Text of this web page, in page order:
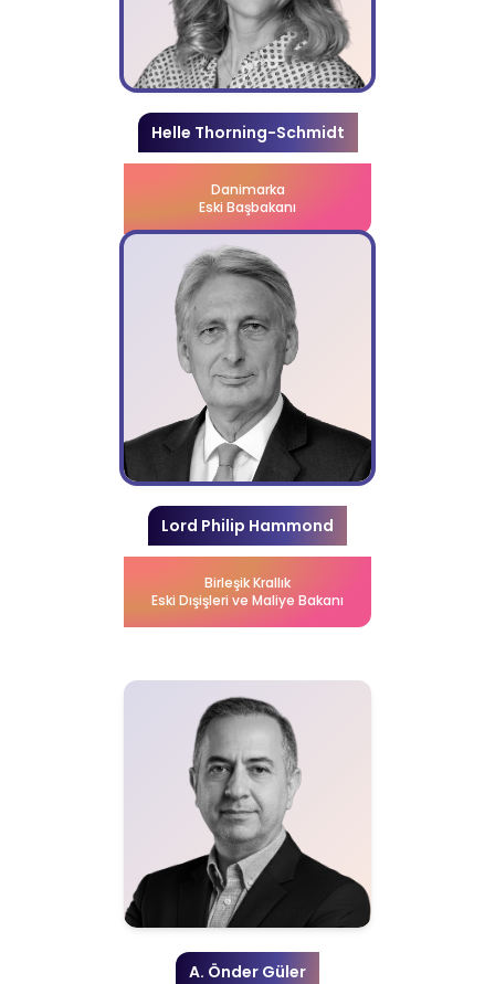
Helle Thorning-Schmidt
Danimarka
Eski Başbakanı
Lord Philip Hammond
Birleşik Krallık
Eski Dışişleri ve Maliye Bakanı
A. Önder Güler